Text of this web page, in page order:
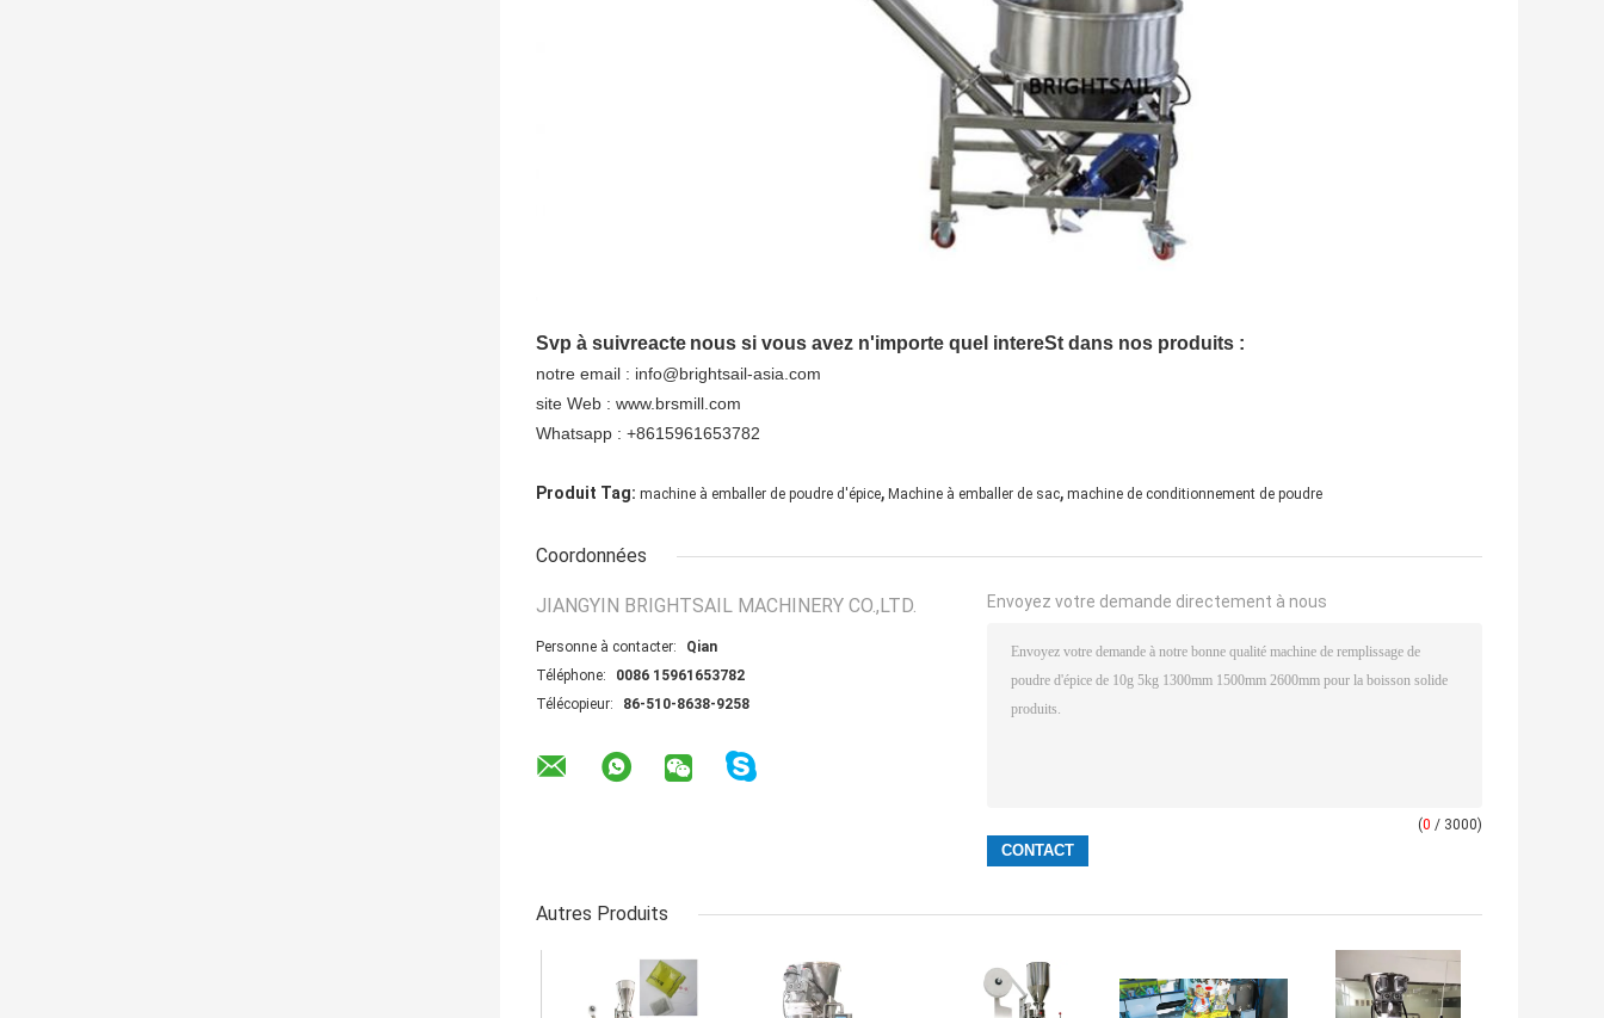
Svp à suivreacte nous si vous avez n'importe quel intereSt dans nos produits :
notre email : info@brightsail-asia.com
site Web : www.brsmill.com
Whatsapp : +8615961653782
Produit Tag: machine à emballer de poudre d'épice, Machine à emballer de sac, machine de conditionnement de poudre
Coordonnées
JIANGYIN BRIGHTSAIL MACHINERY CO.,LTD.
Personne à contacter:
Qian
Téléphone:
0086 15961653782
Télécopieur:
86-510-8638-9258
Envoyez votre demande directement à nous
(0 / 3000)
Autres Produits